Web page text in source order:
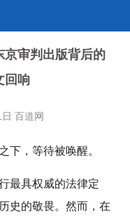
审判出版背后的
回响
百道网
下，等待被唤醒。
最具权威的法律定
史的敬畏。然而，在